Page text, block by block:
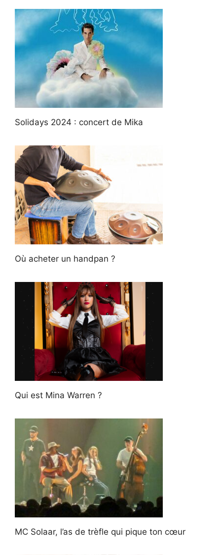
Solidays 2024 : concert de Mika
Où acheter un handpan ?
Qui est Mina Warren ?
MC Solaar, l’as de trèfle qui pique ton cœur